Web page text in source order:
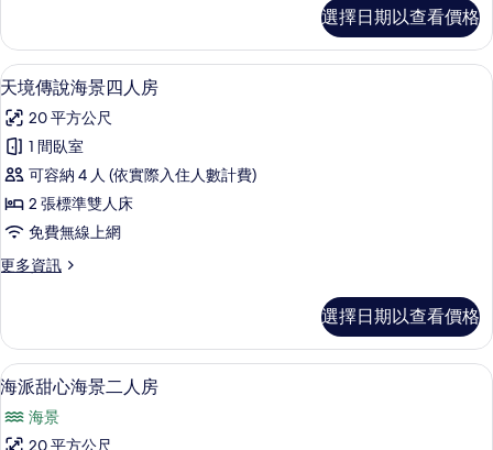
房
的
所
有
相
片
走
廊
海
四
人
房
的
詳
情
選擇日期以查看價格
顯
示
天
境
傳
說
景
人
房
的
所
天境傳說海景四人房 | 書桌、遮光布/
4
天境傳說海景四人房
20 平方公尺
1 間臥室
可容納 4 人 (依實際入住人數計費)
2 張標準雙人床
免費無線上網
更多資訊
更
傳
說
海
四
人
選擇日期以查看價格
顯
海
海派甜心海景二人房 | 書桌、遮光布/
4
海派甜心海景二人房
海景
20 平方公尺